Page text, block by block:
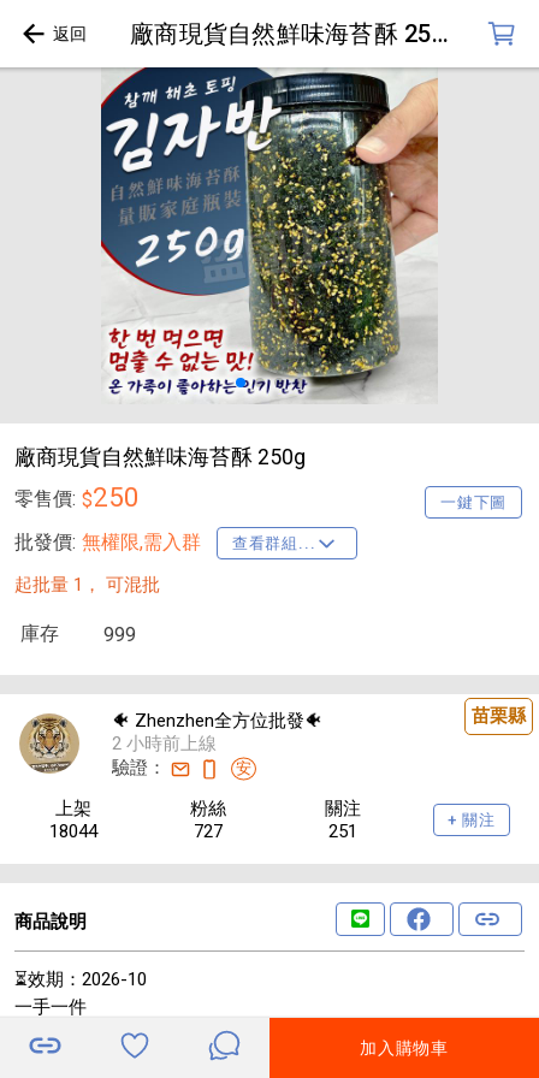
廠商現貨自然鮮味海苔酥 250g
廠商現貨自然鮮味海苔酥 250g
零售價: $250 一鍵下圖
批發價: 無權限,需入群 查看群組...
起批量 1， 可混批
庫存 999
苗栗縣
🐠 Zhenzhen全方位批發🐠
2 小時前上線
驗證：
安
上架
18044
粉絲
727
關注
251
+ 關注
商品說明
⏳效期：2026-10
一手一件
到貨約35-45天
加入購物車